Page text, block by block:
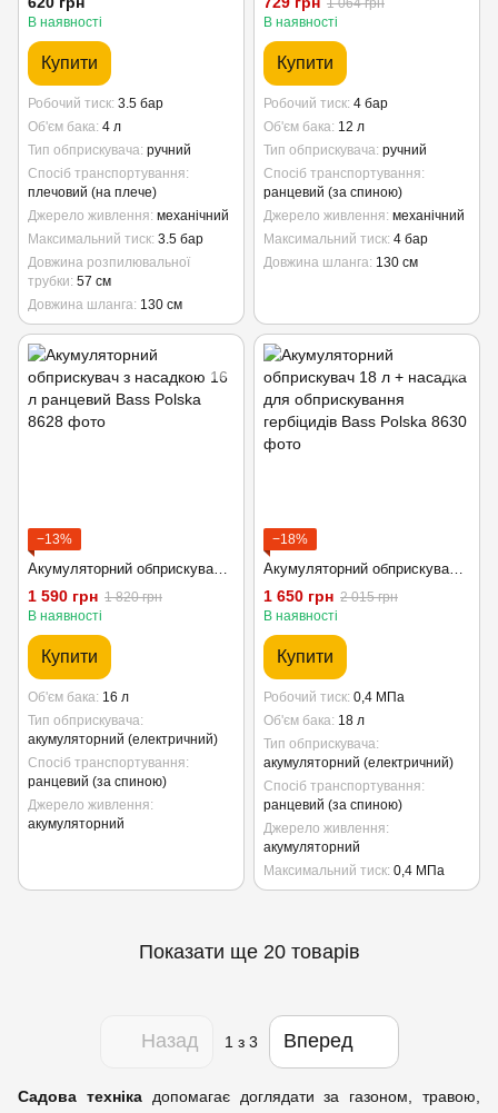
В наявності
Купити
Робочий тиск 3.5 бар
Об'єм бака 4 л
Тип обприскувача ручний
Спосіб транспортування
плечовий (на плече)
Джерело живлення механічний
Максимальний тиск 3.5 бар
Довжина розпилювальної
трубки 57 см
Довжина шланга 130 см
1 064 грн
В наявності
Купити
Робочий тиск 4 бар
Об'єм бака 12 л
Тип обприскувача ручний
Спосіб транспортування
ранцевий (за спиною)
Джерело живлення механічний
Максимальний тиск 4 бар
Довжина шланга 130 см
−13%
Акумуляторний обприскувач з насадкою 16 л ранцевий Bass Polska
1 590 грн 1 820 грн
В наявності
Купити
Об'єм бака 16 л
Тип обприскувача
акумуляторний (електричний)
Спосіб транспортування
ранцевий (за спиною)
Джерело живлення
акумуляторний
−18%
Акумуляторний обприскувач 18 л + насадка для обприскування гербіцидів Bass Polska
1 650 грн 2 015 грн
В наявності
Купити
Робочий тиск 0,4 МПа
Об'єм бака 18 л
Тип обприскувача
акумуляторний (електричний)
Спосіб транспортування
ранцевий (за спиною)
Джерело живлення
акумуляторний
Максимальний тиск 0,4 МПа
Показати ще 20 товарів
Назад 1 з 3 Вперед
Садова технікадопомагає доглядати за газоном, травою,